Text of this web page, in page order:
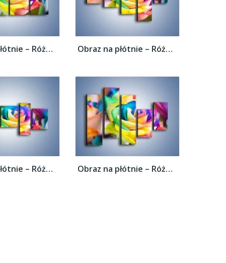
Obraz na płótnie – Róże z każdej strony –... Obraz na płótnie – Róże z każdej strony –...
Obraz na płótnie – Róże z każdej strony –... Obraz na płótnie – Róże z każdej strony –...